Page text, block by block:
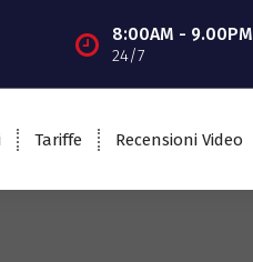
8:00AM - 9.00PM
24/7
Tariffe Recensioni Video